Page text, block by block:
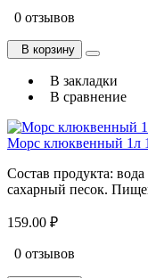
0 отзывов
В корзину
В закладки
В сравнение
Морс клюквенный 1л
Состав продукта:
сахарный песок.
159.00 ₽
0 отзывов